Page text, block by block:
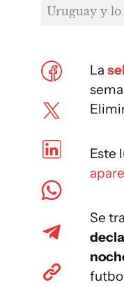
Uruguay y lo
La
Este
Se